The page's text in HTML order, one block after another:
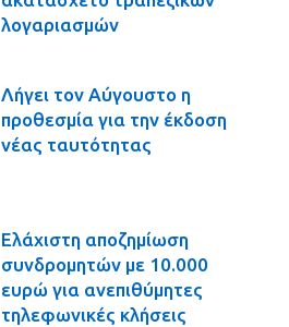
λογαριασμών
Λήγει τον Αύγουστο η
προθεσμία για την έκδοση
νέας ταυτότητας
Ελάχιστη αποζημίωση
συνδρομητών με 10.000
ευρώ για ανεπιθύμητες
τηλεφωνικές κλήσεις